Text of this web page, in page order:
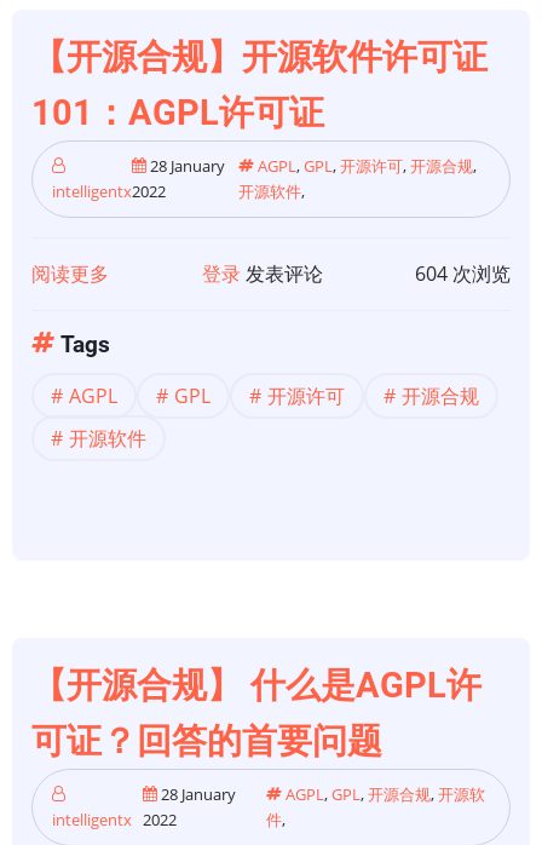
证
101:GPL
v3
【开源合规】开源软件许可证
101：AGPL许可证
intelligentx
28 January
2022
AGPL,GPL,开源许可,开源合规,
开源软件,
阅读更多
合
规】
证
101：
AGPL
许
证
登录发表评论 604 次浏览
Tags
AGPL GPL 开源许可
开源合规
开源软件
【开源合规】 什么是AGPL许
可证？回答的首要问题
intelligentx
28 January
2022
AGPL,GPL,开源合规,开源软
件,